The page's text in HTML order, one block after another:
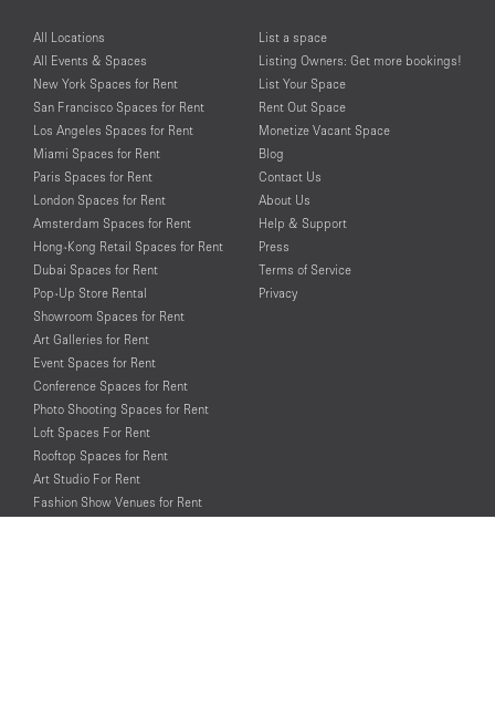
All Locations
All Events & Spaces
New York Spaces for Rent
San Francisco Spaces for Rent
Los Angeles Spaces for Rent
Miami Spaces for Rent
Paris Spaces for Rent
London Spaces for Rent
Amsterdam Spaces for Rent
Hong-Kong Retail Spaces for Rent
Dubai Spaces for Rent
Pop-Up Store Rental
Showroom Spaces for Rent
Art Galleries for Rent
Event Spaces for Rent
Conference Spaces for Rent
Photo Shooting Spaces for Rent
Loft Spaces For Rent
Rooftop Spaces for Rent
Art Studio For Rent
Fashion Show Venues for Rent
List a space
Listing Owners: Get more bookings!
List Your Space
Rent Out Space
Monetize Vacant Space
Blog
Contact Us
About Us
Help & Support
Press
Terms of Service
Privacy